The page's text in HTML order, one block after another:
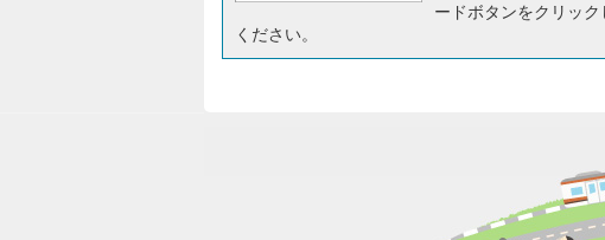
ードボタンをクリッ
ください。